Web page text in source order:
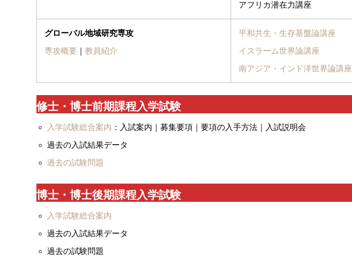
アフリカ潜在力講座
グローバル地域研究専攻
専攻概要 教員紹介
平和共生・生存基盤論講座
イスラーム世界論講座
南アジア・インド洋世界論講座
修士・博士前期課程入学試験
入学試験総合案内 ：入試案内｜募集要項｜要項の入手方法｜入試説明会
過去の入試結果データ
過去の試験問題
博士・博士後期課程入学試験
入学試験総合案内
過去の入試結果データ
過去の試験問題